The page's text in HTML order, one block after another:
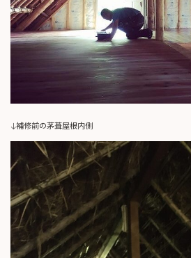
↓補修前の茅葺屋根内側